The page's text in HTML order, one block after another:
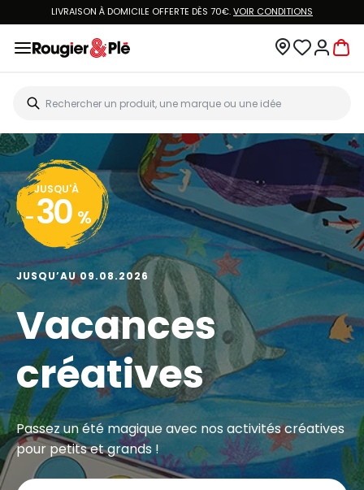
LIVRAISON À DOMICILE OFFERTE DÈS 70€.VOIR CONDITIONS
JUSQU'À
- 30 %
JUSQU’AU 09.08.2026
Vacances
créatives
Passez un été magique avec nos activités créatives
pour petits et grands !